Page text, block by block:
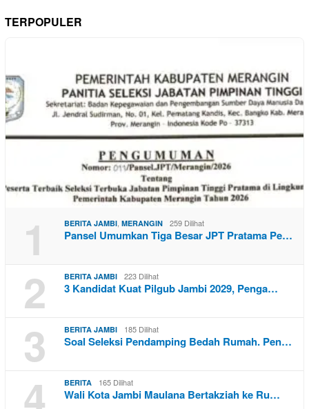
TERPOPULER
1 BERITA JAMBI, MERANGIN 259 Dilihat
Pansel Umumkan Tiga Besar JPT Pratama Pe…
2 BERITA JAMBI 223 Dilihat
3 Kandidat Kuat Pilgub Jambi 2029, Penga…
3 BERITA JAMBI 185 Dilihat
Soal Seleksi Pendamping Bedah Rumah. Pen…
BERITA 165 Dilihat
Wali Kota Jambi Maulana Bertakziah ke Ru…